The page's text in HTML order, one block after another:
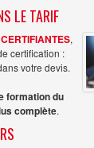
LE TARIF
,
certification :
votre devis.
formation du
complète.